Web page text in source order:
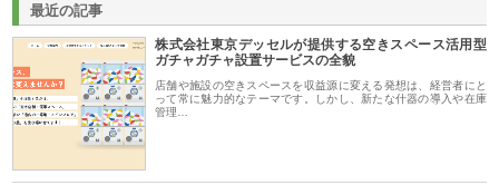
最近の記事
株式会社東京デッセルが提供する空きスペース活用型
ガチャガチャ設置サービスの全貌
店舗や施設の空きスペースを収益源に変える発想は、経営者にと
って常に魅力的なテーマです。しかし、新たな什器の導入や在庫
管理…